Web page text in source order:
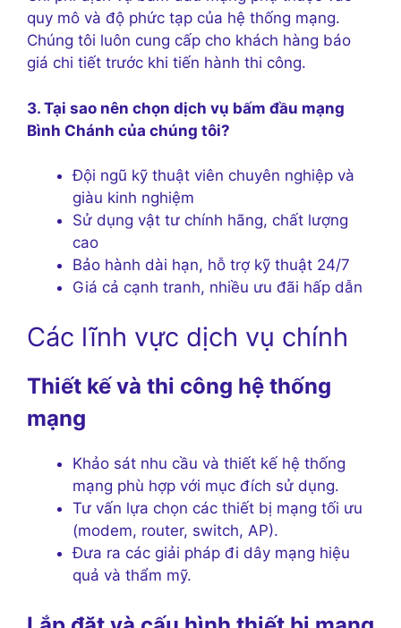
quy mô và độ phức tạp của hệ thống mạng.
Chúng tôi luôn cung cấp cho khách hàng báo
giá chi tiết trước khi tiến hành thi công.
3. Tại sao nên chọn dịch vụ bấm đầu mạng
Bình Chánh của chúng tôi?
Đội ngũ kỹ thuật viên chuyên nghiệp và
giàu kinh nghiệm
Sử dụng vật tư chính hãng, chất lượng
cao
Bảo hành dài hạn, hỗ trợ kỹ thuật 24/7
Giá cả cạnh tranh, nhiều ưu đãi hấp dẫn
Các lĩnh vực dịch vụ chính
Thiết kế và thi công hệ thống
mạng
Khảo sát nhu cầu và thiết kế hệ thống
mạng phù hợp với mục đích sử dụng.
Tư vấn lựa chọn các thiết bị mạng tối ưu
(modem, router, switch, AP).
Đưa ra các giải pháp đi dây mạng hiệu
quả và thẩm mỹ.